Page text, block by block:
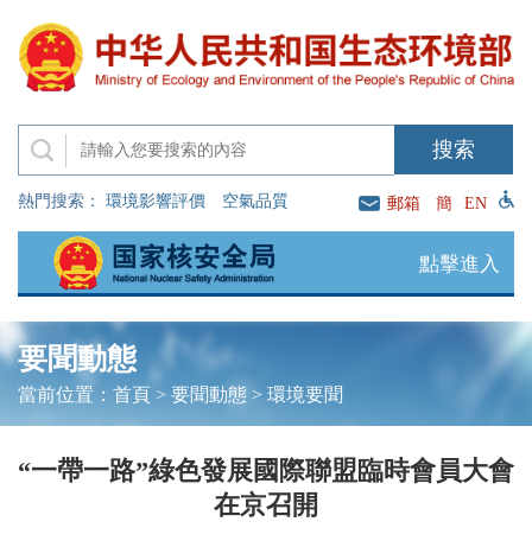
熱門搜索： 環境影響評價 空氣品質 郵箱 簡 EN
點擊進入
要聞動態
當前位置： 首頁> 要聞動態> 環境要聞
“一帶一路”綠色發展國際聯盟臨時會員大會
在京召開